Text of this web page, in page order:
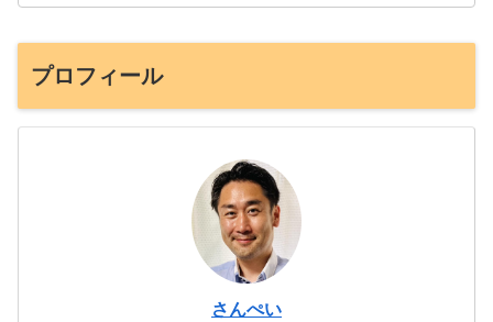
プロフィール
さんぺい